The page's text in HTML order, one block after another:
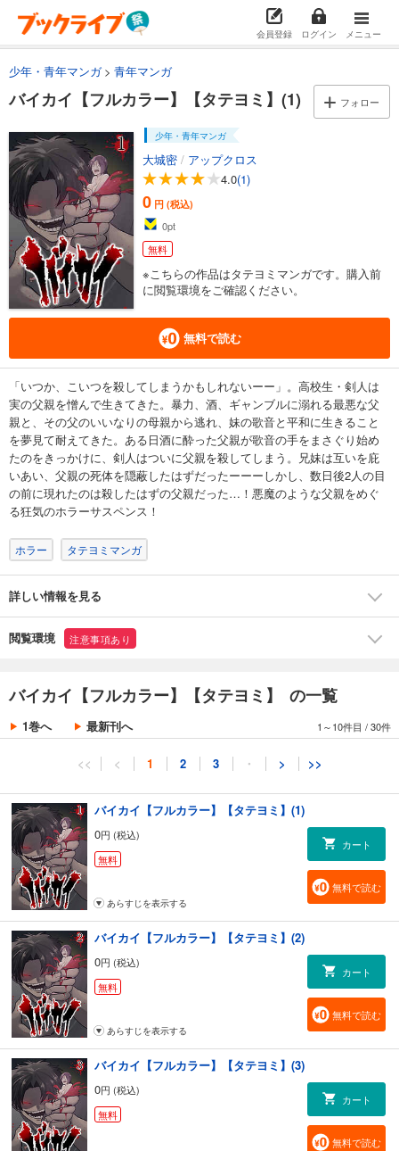
会員登録 ログイン メニュー
少年・青年マンガ 青年マンガ
バイカイ【フルカラー】【タテヨミ】(1) フォロー
少年・青年マンガ
大城密 / アップクロス
4.0(1)
0 円 (税込)
0pt
無料
※こちらの作品はタテヨミマンガです。購入前
に閲覧環境をご確認ください。
無料で読む
「いつか、こいつを殺してしまうかもしれないーー」。高校生・剣人は
実の父親を憎んで生きてきた。暴力、酒、ギャンブルに溺れる最悪な父
親と、その父のいいなりの母親から逃れ、妹の歌音と平和に生きること
を夢見て耐えてきた。ある日酒に酔った父親が歌音の手をまさぐり始め
たのをきっかけに、剣人はついに父親を殺してしまう。兄妹は互いを庇
いあい、父親の死体を隠蔽したはずだったーーーしかし、数日後2人の目
の前に現れたのは殺したはずの父親だった…！悪魔のような父親をめぐ
る狂気のホラーサスペンス！
ホラー タテヨミマンガ
詳しい情報を見る
閲覧環境 注意事項あり
バイカイ【フルカラー】【タテヨミ】 の一覧
1巻へ 最新刊へ 1～10件目 /30件
<< < 1 2 3 ・ > >>
バイカイ【フルカラー】【タテヨミ】(1)
0円 (税込)
無料
カート
無料で読む
あらすじを表示する
バイカイ【フルカラー】【タテヨミ】(2)
0円 (税込)
無料
カート
無料で読む
あらすじを表示する
バイカイ【フルカラー】【タテヨミ】(3)
0円 (税込)
無料
カート
無料で読む